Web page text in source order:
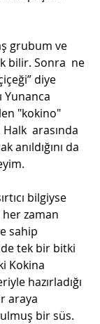
grubum ve
bilir. Sonra  ne
diye
Yunanca
"kokino"
arasında
anıldığını da
bilgiyse
zaman
sahip
tek bir bitki
Kokina
hazırladığı
araya
bir süs.